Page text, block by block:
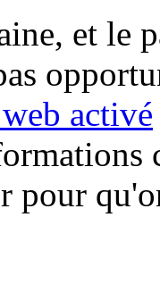
et le
activé
pour